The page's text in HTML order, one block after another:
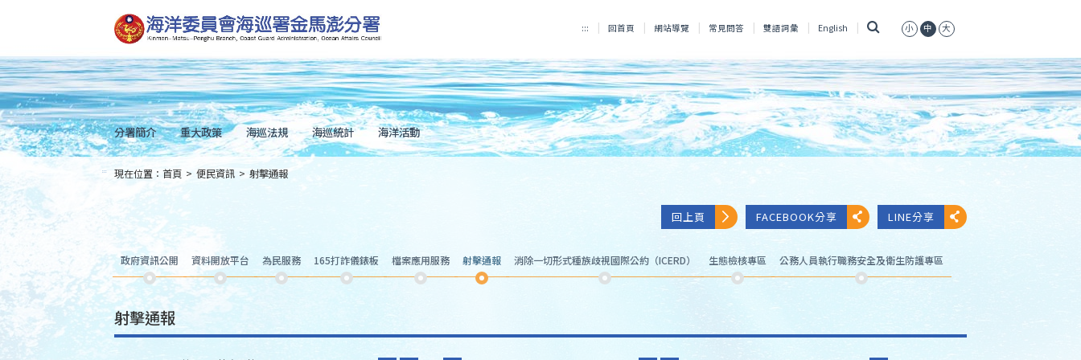
到
主
要
內
容
Skip
to
main
content
::: 回首頁 網站導覽 常見問答 雙語詞彙 English 小 中 大
分署簡介 重大政策 海巡法規 海巡統計 海洋活動
::: 現在位置： 首頁 > 便民資訊 > 射擊通報
回上頁 FACEBOOK分享 LINE分享
政府資訊公開 資料開放平台 為民服務 165打詐儀錶板 檔案應用服務 射擊通報 消除一切形式種族歧視國際公約（ICERD） 生態檢核專區 公務人員執行職務安全及衛生防護專區
射擊通報